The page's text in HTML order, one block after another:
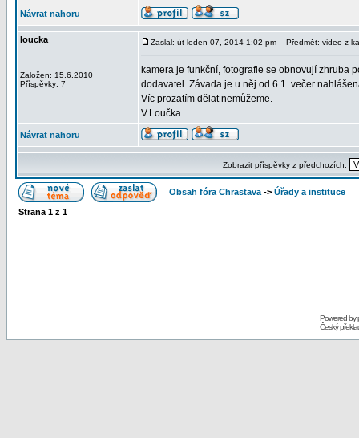
Návrat nahoru
loucka
Založen: 15.6.2010
Příspěvky: 7
Zaslal: út leden 07, 2014 1:02 pm Předmět: video z
kamera je funkční, fotografie se obnovují zhruba
dodavatel. Závada je u něj od 6.1. večer
Víc prozatím dělat nemůžeme.
V.Loučka
Návrat nahoru
Zobrazit příspěvky z předchozích:
Obsah fóra Chrastava -> Úřady a instituce
Strana 1 z 1
Powered by
Český